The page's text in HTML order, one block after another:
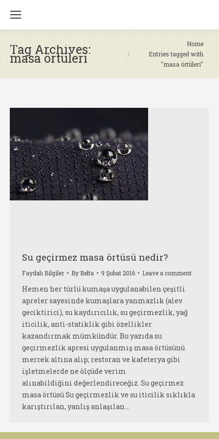
Tag Archives:
masa örtüleri
Home
Entries tagged with
"masa örtüleri"
Su geçirmez masa örtüsü nedir?
Faydalı Bilgiler By Belta 9 Şubat 2016 Leave a comment
Hemen her türlü kumaşa uygulanabilen çeşitli
apreler sayesinde kumaşlara yanmazlık (alev
geciktirici), su kaydırıcılık, su geçirmezlik, yağ
iticilik, anti-statiklik gibi özellikler
kazandırmak mümkündür. Bu yazıda su
geçirmezlik apresi uygulanmış masa örtüsünü
mercek altına alıp; restoran ve kafeterya gibi
işletmelerde ne ölçüde verim
alınabildiğini değerlendireceğiz. Su geçirmez
masa örtüsü Su geçirmezlik ve su iticilik sıklıkla
karıştırılan, yanlış anlaşılan…